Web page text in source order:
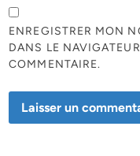
ENREGISTRER MON
DANS LE
COMMENTAIRE.